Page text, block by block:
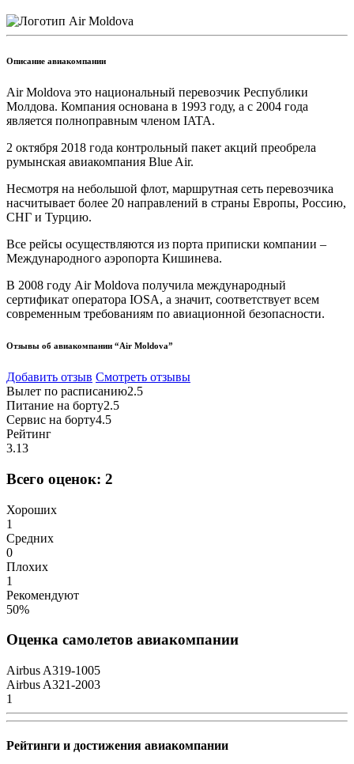
Описание авиакомпании
Air Moldova это национальный перевозчик Республики
Молдова. Компания основана в 1993 году, а с 2004 года
является полноправным членом IATA.
2 октября 2018 года контрольный пакет акций преобрела
румынская авиакомпания Blue Air.
Несмотря на небольшой флот, маршрутная сеть перевозчика
насчитывает более 20 направлений в страны Европы, Россию,
СНГ и Турцию.
Все рейсы осуществляются из порта приписки компании –
Международного аэропорта Кишинева.
В 2008 году Air Moldova получила международный
сертификат оператора IOSA, а значит, соответствует всем
современным требованиям по авиационной безопасности.
Отзывы об авиакомпании “Air Moldova”
Добавить отзыв Смотреть отзывы
Вылет по расписанию2.5
Питание на борту2.5
Сервис на борту4.5
Рейтинг
3.13
Всего оценок: 2
Хороших
1
Средних
0
Плохих
1
Рекомендуют
50%
Оценка самолетов авиакомпании
Airbus A319-1005
Airbus A321-2003
1
Рейтинги и достижения авиакомпании